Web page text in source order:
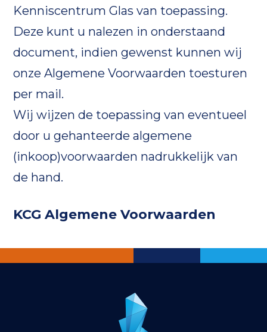
Kenniscentrum Glas van toepassing.
Deze kunt u nalezen in onderstaand
document, indien gewenst kunnen wij
onze Algemene Voorwaarden toesturen
per mail.
Wij wijzen de toepassing van eventueel
door u gehanteerde algemene
(inkoop)voorwaarden nadrukkelijk van
de hand.
KCG Algemene Voorwaarden